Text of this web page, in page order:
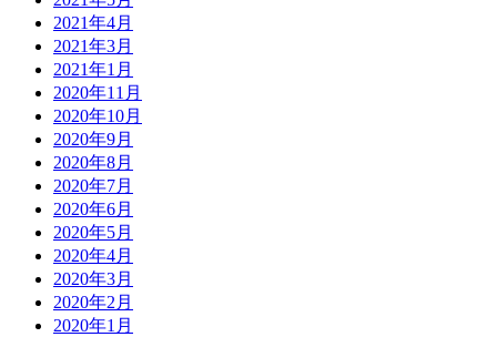
2021年4月
2021年3月
2021年1月
2020年11月
2020年10月
2020年9月
2020年8月
2020年7月
2020年6月
2020年5月
2020年4月
2020年3月
2020年2月
2020年1月